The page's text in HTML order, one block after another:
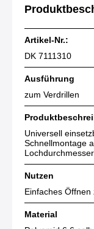
Artikel-Nr.:
DK 7111310
Ausführung
zum Verdrillen
Universell
Schnellmontage
Nutzen
Einfaches
Material